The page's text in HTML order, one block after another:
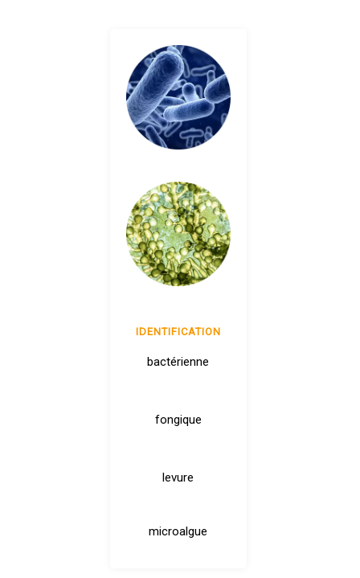
IDENTIFICATION
bactérienne
fongique
levure
microalgue